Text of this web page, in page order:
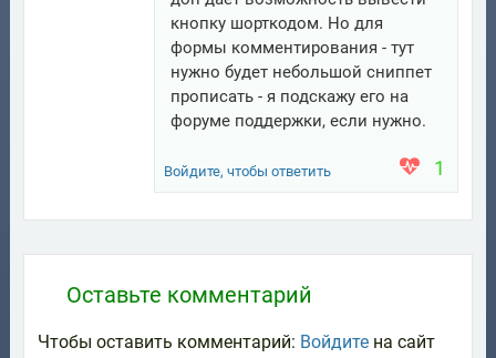
кнопку шорткодом. Но для
формы комментирования - тут
нужно будет небольшой сниппет
прописать - я подскажу его на
форуме поддержки, если нужно.
1
Войдите, чтобы ответить
Оставьте комментарий
Чтобы оставить комментарий: Войдитена сайт